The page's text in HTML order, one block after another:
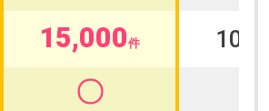
15,000件
〇